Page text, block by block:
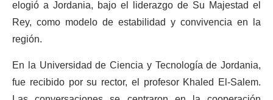
elogió a Jordania, bajo el liderazgo de Su Majestad el
Rey, como modelo de estabilidad y convivencia en la
región.
En la Universidad de Ciencia y Tecnología de Jordania,
fue recibido por su rector, el profesor Khaled El-Salem.